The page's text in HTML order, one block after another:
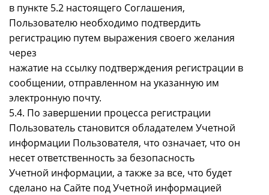
в пункте 5.2 настоящего Соглашения,
Пользователю необходимо подтвердить
регистрацию путем выражения своего желания
через
нажатие на ссылку подтверждения регистрации в
сообщении, отправленном на указанную им
электронную почту.
5.4. По завершении процесса регистрации
Пользователь становится обладателем Учетной
информации Пользователя, что означает, что он
несет ответственность за безопасность
Учетной информации, а также за все, что будет
сделано на Сайте под Учетной информацией